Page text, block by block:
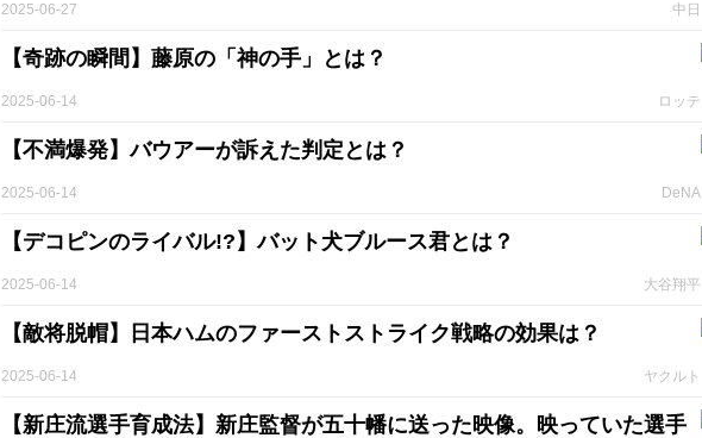
中日
2025-06-27
【奇跡の瞬間】藤原の「神の手」とは？
ロッテ
2025-06-14
【不満爆発】バウアーが訴えた判定とは？
DeNA
2025-06-14
【デコピンのライバル!?】バット犬ブルース君とは？
大谷翔平
2025-06-14
【敵将脱帽】日本ハムのファーストストライク戦略の効果は？
ヤクルト
2025-06-14
【新庄流選手育成法】新庄監督が五十幡に送った映像。映っていた選手